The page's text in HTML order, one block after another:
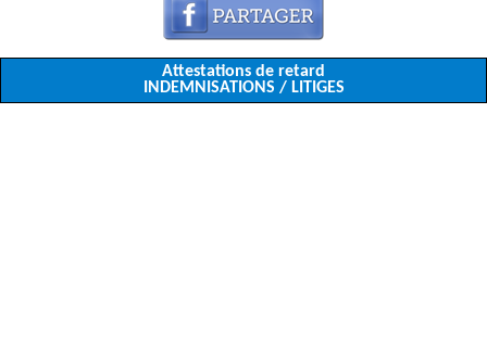
Attestations de retard
INDEMNISATIONS / LITIGES